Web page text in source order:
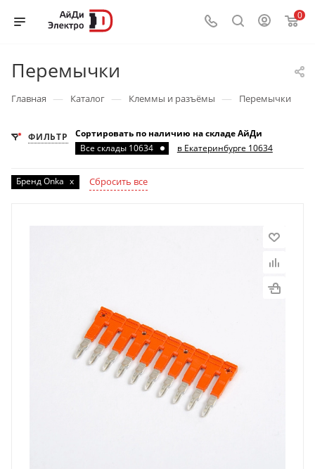
0
Перемычки
Главная — Каталог — Клеммы и разъёмы — Перемычки
ФИЛЬТР
Сортировать по наличию на складе АйДи
Все склады 10634
в Екатеринбурге 10634
Бренд Onka x Сбросить все